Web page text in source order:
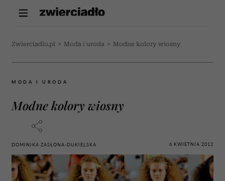
Zwierciadlo.pl > Moda i uroda > Modne kolory wiosny
MODA I URODA
Modne kolory wiosny
DOMINIKA ZASŁONA-DUKIELSKA 6 KWIETNIA 2012